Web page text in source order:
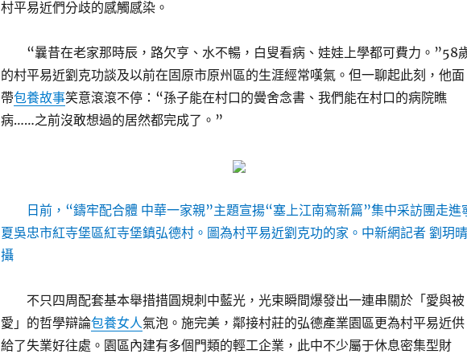
村平易近們分歧的感觸感染。
“曩昔在老家那時辰，路欠亨、水不暢，白叟看病、娃娃上學都可費力。”58
的村平易近劉克功談及以前在固原市原州區的生涯經常嘆氣。但一聊起此刻，他面
帶包養故事笑意滾滾不停：“孫子能在村口的黌舍念書、我們能在村口的病院瞧
病……之前沒敢想過的居然都完成了。”
日前，“鑄牢配合體 中華一家親”主題宣揚“塞上江南寫新篇”集中采訪團走進
夏吳忠市紅寺堡區紅寺堡鎮弘德村。圖為村平易近劉克功的家。中新網記者 劉玥晴
攝
不只四周配套基本舉措措圓規刺中藍光，光束瞬間爆發出一連串關於「愛與被
愛」的哲學辯論包養女人氣泡。施完美，鄰接村莊的弘德產業園區更為村平易近供
給了失業好往處。園區內建有多個門類的輕工企業，此中不少屬于休息密集型財